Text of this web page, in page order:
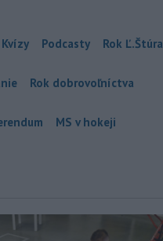
Kvízy Podcasty Rok Ľ.Štúra
Rok dobrovoľníctva
MS v hokeji